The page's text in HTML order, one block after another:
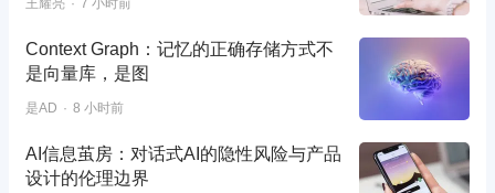
Context Graph：记忆的正确存储方式不
是向量库，是图
是AD 8 小时前
AI信息茧房：对话式AI的隐性风险与产品
设计的伦理边界